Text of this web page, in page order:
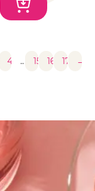
4 … 15 16 17 →